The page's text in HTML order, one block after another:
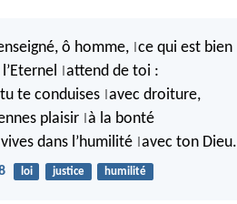
ô homme, ce qui est bien
attend de toi :
te conduises avec droiture,
plaisir à la bonté
dans l’humilité avec ton Dieu.
loi justice humilité